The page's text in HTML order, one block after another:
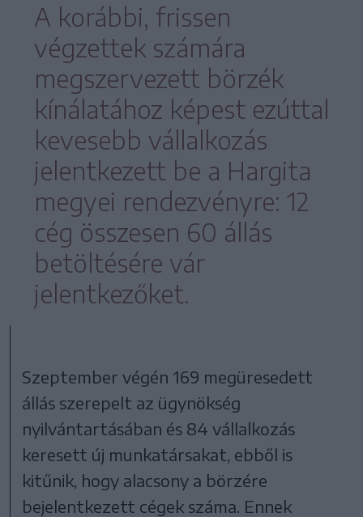
A korábbi, frissen
végzettek számára
megszervezett börzék
kínálatához képest ezúttal
kevesebb vállalkozás
jelentkezett be a Hargita
megyei rendezvényre: 12
cég összesen 60 állás
betöltésére vár
jelentkezőket.
Szeptember végén 169 megüresedett
állás szerepelt az ügynökség
nyilvántartásában és 84 vállalkozás
keresett új munkatársakat, ebből is
kitűnik, hogy alacsony a börzére
bejelentkezett cégek száma. Ennek